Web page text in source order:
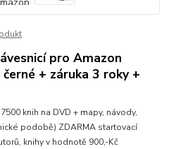
pro Amazon
+ záruka 3 roky +
knih na DVD + mapy, návody,
podobě) ZDARMA startovací
knihy v hodnotě 900,-Kč